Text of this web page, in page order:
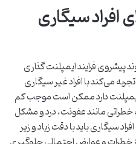
افراد سیگاری
پیشروی فرایند ایمپلنت گذاری
می‌کند با افراد غیر سیگاری
ایمپلنت دارد ممکن است موجب کم
مانند عفونت، درد و مشکل
سیگاری باید با دقت زیاد و زیر